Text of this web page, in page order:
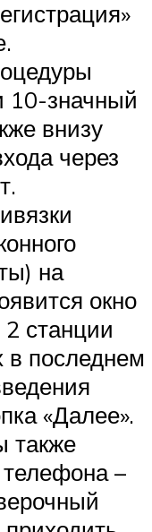
10-значный
внизу
через
на
окно
2 станции
последнем
«Далее».
также
–